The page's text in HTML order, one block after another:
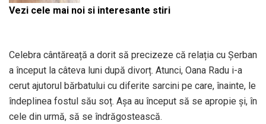
Vezi cele mai noi si interesante stiri
Celebra cântăreață a dorit să precizeze că relația cu Șerban
a început la câteva luni după divorț. Atunci, Oana Radu i-a
cerut ajutorul bărbatului cu diferite sarcini pe care, înainte, le
îndeplinea fostul său soț. Așa au început să se apropie și, în
cele din urmă, să se îndrăgostească.